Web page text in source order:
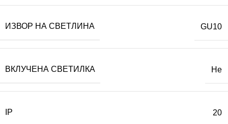
ИЗВОР НА СВЕТЛИНА GU10
ВКЛУЧЕНА СВЕТИЛКА Не
IP 20